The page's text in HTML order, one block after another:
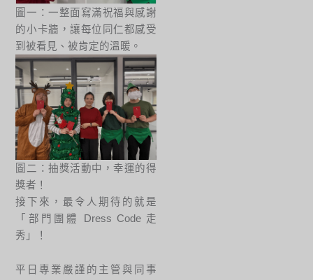
圖一：一整面寫滿祝福與感謝
的小卡牆，讓每位同仁都感受
到被看見、被肯定的溫暖。
圖二：抽獎活動中，幸運的得
獎者！
接下來，最令人期待的就是
「部門團體 Dress Code 走
秀」！
平日專業嚴謹的主管與同事